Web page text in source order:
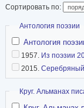
Сортировать по:
Скрыть
Антология поэзии
Антология
1957. Из поэзии
2015. Серебряный
Скрыть
Круг. Альманах